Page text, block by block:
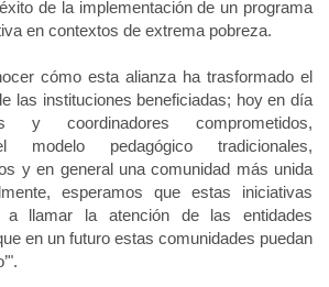
de la implementación de un programa
en contextos de extrema pobreza.
cómo esta alianza ha trasformado el
las instituciones beneficiadas; hoy en día
y coordinadores comprometidos,
modelo pedagógico tradicionales,
y en general una comunidad más unida
esperamos que estas iniciativas
a llamar la atención de las entidades
en un futuro estas comunidades puedan